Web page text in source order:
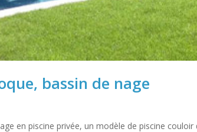
bassin de nage
en piscine privée, un modèle de piscine